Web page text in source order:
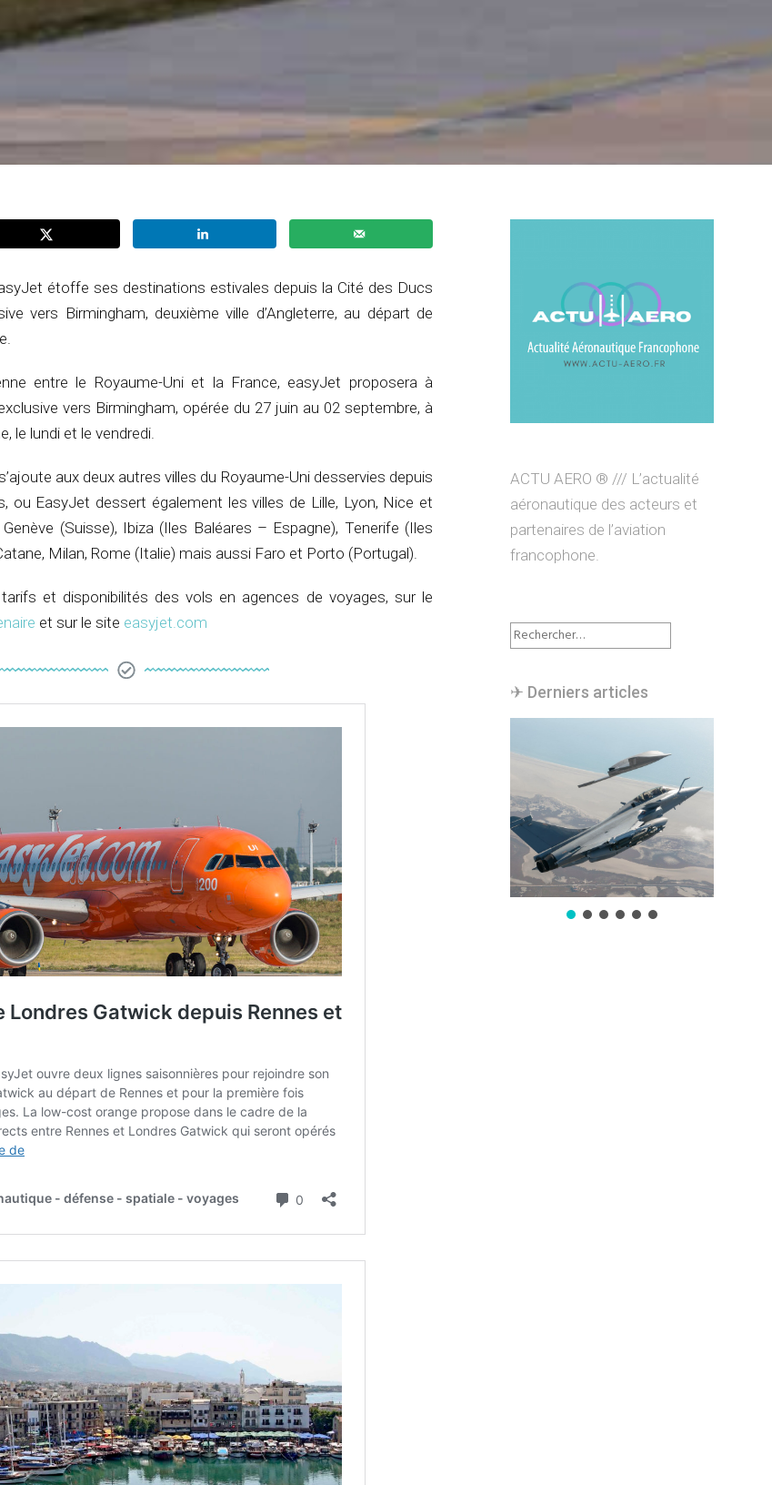
étoffe ses destinations estivales depuis la Cité des Ducs
vers Birmingham, deuxième ville d’Angleterre, au départ de
entre le Royaume-Uni et la France, easyJet proposera à
vers Birmingham, opérée du 27 juin au 02 septembre, à
le lundi et le vendredi.
aux deux autres villes du Royaume-Uni desservies depuis
ou EasyJet dessert également les villes de Lille, Lyon, Nice et
(Suisse), Ibiza (Iles Baléares – Espagne), Tenerife (Iles
Milan, Rome (Italie) mais aussi Faro et Porto (Portugal).
et disponibilités des vols en agences de voyages, sur le
et sur le site easyjet.com
ACTU AERO ® /// L’actualité
aéronautique des acteurs et
partenaires de l’aviation
francophone.
Rechercher :
✈︎ Derniers articles